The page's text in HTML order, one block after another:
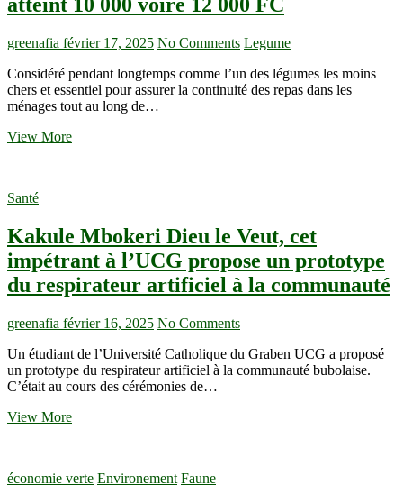
du
européen
café,
cacao,
piment
miel
don
sang
greenafia février 17, 2025 No Comments Legume
Considéré pendant longtemps comme l’un des légumes les moins
chers et essentiel pour assurer la continuité des repas dans les
ménages tout au long de…
View MoreButembo
de
Manioc
atteint
10
000
voire
12
000
FC
Santé
Kakule Mbokeri Dieu le Veut, cet
impétrant à l’UCG propose un prototype
du respirateur artificiel à la communauté
greenafia février 16, 2025 No Comments
Un étudiant de l’Université Catholique du Graben UCG a proposé
un prototype du respirateur artificiel à la communauté bubolaise.
C’était au cours des cérémonies de…
View MoreKakule
Veut,
économie verte Environement Faune